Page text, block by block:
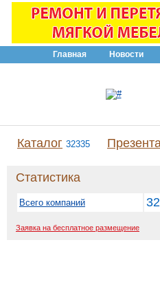
Главная Новости
Каталог 32335
Статистика
Всего компаний
Заявка на бесплатное размещение